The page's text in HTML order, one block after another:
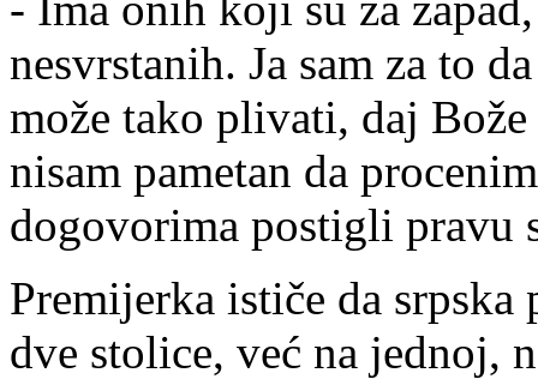
nesvrstanih. Ja sam za to
može tako plivati, daj
nisam pametan da
dogovorima postigli pravu
Premijerka ističe da
dve stolice, već na jednoj,